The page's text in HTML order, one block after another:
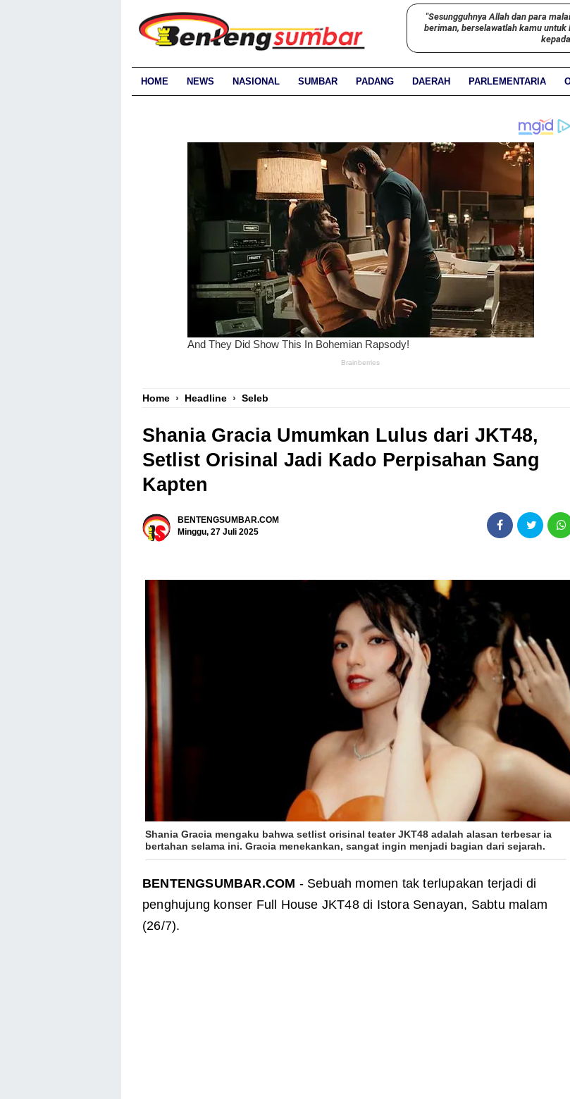
"Sesungguhnya Allah dan para
beriman, berselawatlah kamu
HOME NEWS NASIONAL SUMBAR PADANG DAERAH PARLEMENTARIA
Home › Headline › Seleb
Shania Gracia Umumkan Lulus dari JKT48,
Setlist Orisinal Jadi Kado Perpisahan Sang
Kapten
BENTENGSUMBAR.COM
Minggu, 27 Juli 2025
Shania Gracia mengaku bahwa setlist orisinal teater JKT48 adalah alasan terbesar ia
bertahan selama ini.Gracia menekankan, sangat ingin menjadi bagian dari sejarah.
BENTENGSUMBAR.COM - Sebuah momen tak terlupakan terjadi di
penghujung konser Full House JKT48 di Istora Senayan, Sabtu malam
(26/7).